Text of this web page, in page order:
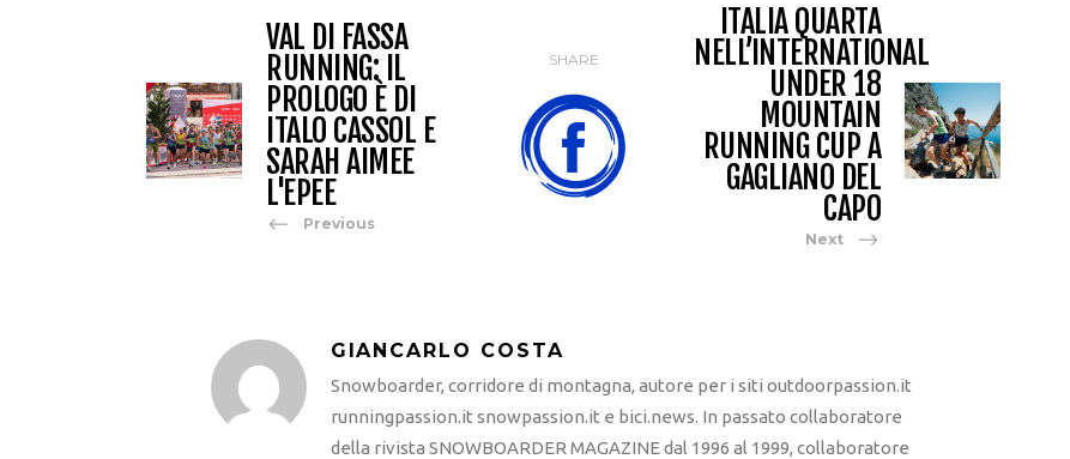
VAL DI FASSA
RUNNING: IL
PROLOGO È DI
ITALO CASSOL E
SARAH AIMEE
L'EPEE
Previous
SHARE
ITALIA QUARTA
NELL’INTERNATIONAL
UNDER 18
MOUNTAIN
RUNNING CUP A
GAGLIANO DEL
CAPO
Next
GIANCARLO COSTA
Snowboarder, corridore di montagna, autore per i siti outdoorpassion.it
runningpassion.it snowpassion.it e bici.news. In passato collaboratore
della rivista SNOWBOARDER MAGAZINE dal 1996 al 1999, collaboratore